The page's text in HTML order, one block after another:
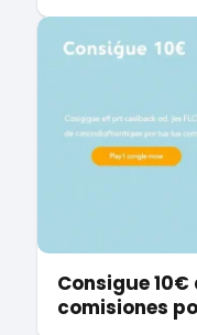
Consigue
comisiones